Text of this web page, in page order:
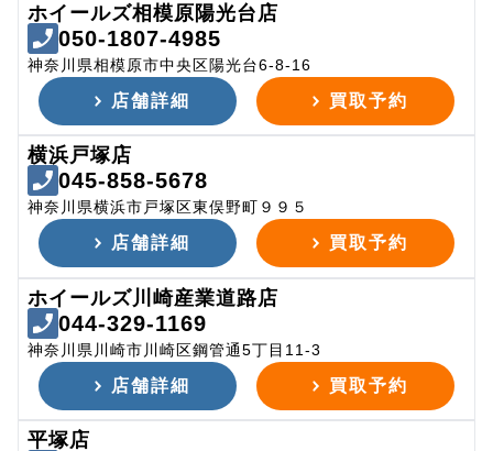
ホイールズ相模原陽光台店
050-1807-4985
神奈川県相模原市中央区陽光台6-8-16
店舗詳細 買取予約
横浜戸塚店
045-858-5678
神奈川県横浜市戸塚区東俣野町９９５
店舗詳細 買取予約
ホイールズ川崎産業道路店
044-329-1169
神奈川県川崎市川崎区鋼管通5丁目11-3
店舗詳細 買取予約
平塚店